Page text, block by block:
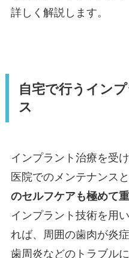
詳しく解説します。
自宅で行うイン
ス
インプラント治療を受
医院でのメンテナンス
のセルフケアも極めて
インプラント技術を用
れば、周囲の歯肉が炎
歯周炎などのトラブル